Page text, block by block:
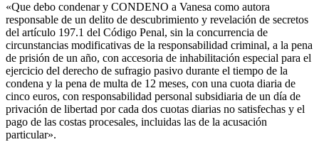
«Que debo condenar y CONDENO a Vanesa como autora
responsable de un delito de descubrimiento y revelación de secretos
del artículo 197.1 del Código Penal, sin la concurrencia de
circunstancias modificativas de la responsabilidad criminal, a la pena
de prisión de un año, con accesoria de inhabilitación especial para el
ejercicio del derecho de sufragio pasivo durante el tiempo de la
condena y la pena de multa de 12 meses, con una cuota diaria de
cinco euros, con responsabilidad personal subsidiaria de un día de
privación de libertad por cada dos cuotas diarias no satisfechas y el
pago de las costas procesales, incluidas las de la acusación
particular».